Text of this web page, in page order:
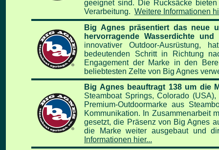
geeignet sind. Die Rucksäcke
Verarbeitung. Weitere Informationen
Big Agnes präsentiert das neue
hervorragende Wasserdichte
innovativer Outdoor-Ausrüstung,
bedeutenden Schritt in Richtung
Engagement der Marke in den
beliebtesten Zelte von Big Agnes
Big Agnes beauftragt 138 um die
Steamboat Springs, Colorado
Premium-Outdoormarke aus
Kommunikation. In Zusammenarbeit
gesetzt, die Präsenz von Big Agnes
die Marke weiter ausgebaut und
Informationen hier...